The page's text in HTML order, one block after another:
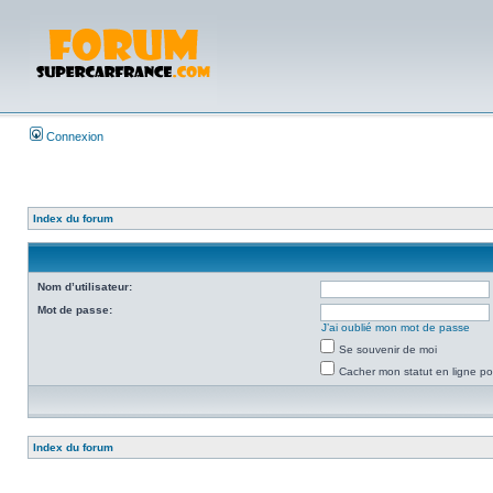
Connexion
Index du forum
Nom d’utilisateur:
Mot de passe:
J’ai oublié mon mot de passe
Se souvenir de moi
Cacher mon statut en ligne
Index du forum